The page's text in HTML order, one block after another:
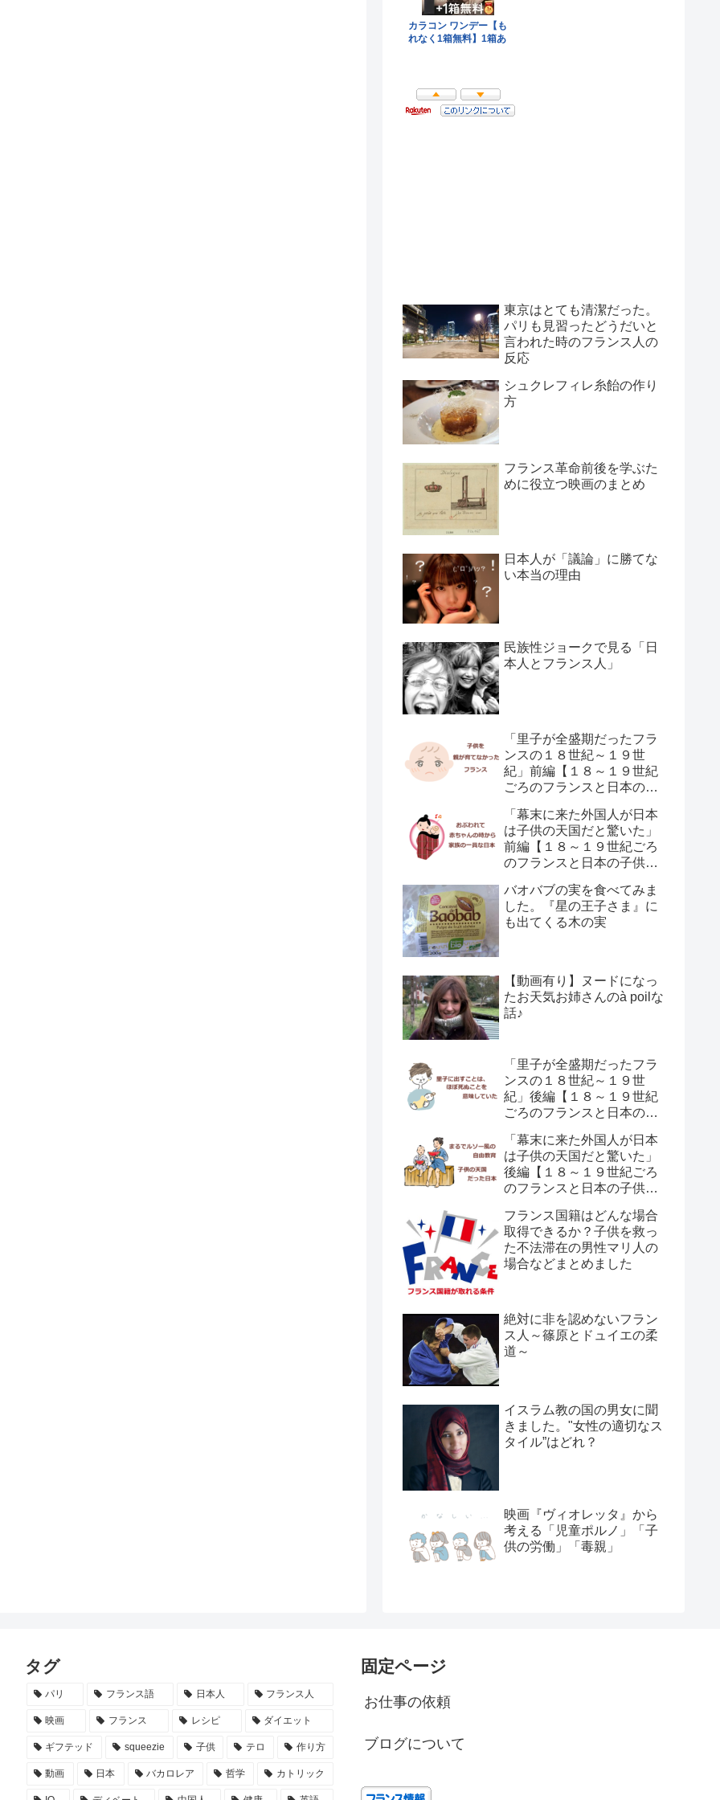
東京はとても清潔だった。
パリも見習ったどうだいと
言われた時のフランス人の
反応
シュクレフィレ糸飴の作り
方
フランス革命前後を学ぶた
めに役立つ映画のまとめ
日本人が「議論」に勝てな
い本当の理由
民族性ジョークで見る「日
本人とフランス人」
「里子が全盛期だったフラ
ンスの１８世紀～１９世
紀」前編【１８～１９世紀
ごろのフランスと日本の子
「幕末に来た外国人が日本
は子供の天国だと驚いた」
前編【１８～１９世紀ごろ
のフランスと日本の子供の
バオバブの実を食べてみま
した。『星の王子さま』に
も出てくる木の実
【動画有り】ヌードになっ
たお天気お姉さんのà poilな
話♪
「里子が全盛期だったフラ
ンスの１８世紀～１９世
紀」後編【１８～１９世紀
ごろのフランスと日本の子
「幕末に来た外国人が日本
は子供の天国だと驚いた」
後編【１８～１９世紀ごろ
のフランスと日本の子供の
フランス国籍はどんな場合
取得できるか？子供を救っ
た不法滞在の男性マリ人の
場合などまとめました
絶対に非を認めないフラン
ス人～篠原とドュイエの柔
道～
イスラム教の国の男女に聞
きました。"女性の適切なス
タイル”はどれ？
映画『ヴィオレッタ』から
考える「児童ポルノ」「子
供の労働」「毒親」
タグ
パリ フランス語 日本人 フランス人
映画 フランス レシピ ダイエット
ギフテッド squeezie 子供 テロ 作り方
動画 日本 バカロレア 哲学 カトリック
固定ページ
お仕事の依頼
ブログについて